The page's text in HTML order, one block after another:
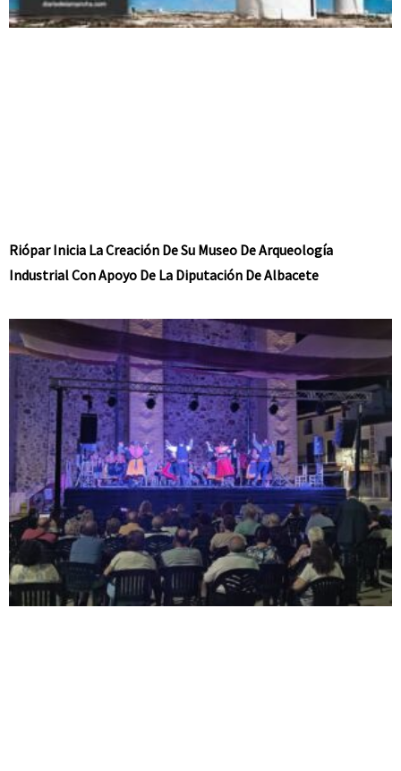
Riópar Inicia La Creación De Su Museo De Arqueología
Industrial Con Apoyo De La Diputación De Albacete